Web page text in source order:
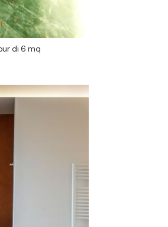
di 6 mq